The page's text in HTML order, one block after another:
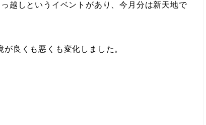
越しというイベントがあり、今月分は新天地で
良くも悪くも変化しました。